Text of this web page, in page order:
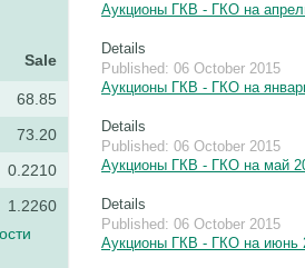
Аукционы ГКВ - ГКО на
Details
Published: 06 October 2015
Аукционы ГКВ - ГКО на
Details
Published: 06 October 2015
Аукционы ГКВ - ГКО на май
Details
Published: 06 October 2015
Аукционы ГКВ - ГКО на июнь
Sale
68.85
73.20
0.2210
1.2260